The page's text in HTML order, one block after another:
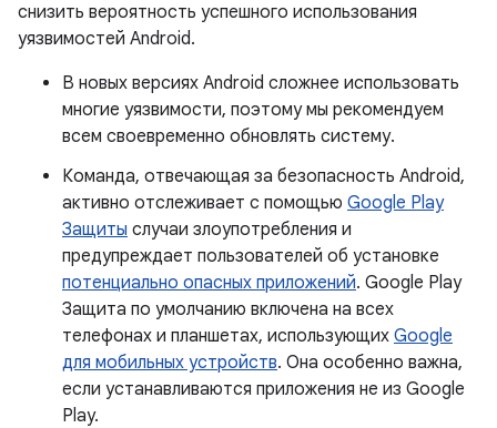
снизить вероятность успешного использования
уязвимостей Android.
В новых версиях Android сложнее использовать
многие уязвимости, поэтому мы рекомендуем
всем своевременно обновлять систему.
Команда, отвечающая за безопасность Android,
активно отслеживает с помощью Google Play
Защиты случаи злоупотребления и
предупреждает пользователей об установке
потенциально опасных приложений. Google Play
Защита по умолчанию включена на всех
телефонах и планшетах, использующих Google
для мобильных устройств. Она особенно важна,
если устанавливаются приложения не из Google
Play.